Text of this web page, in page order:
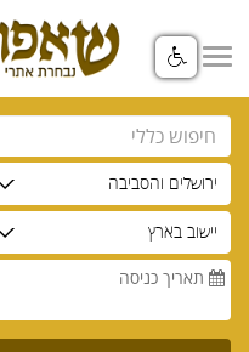
ירושלים והסביבה
יישוב בארץ
תאריך כניסה